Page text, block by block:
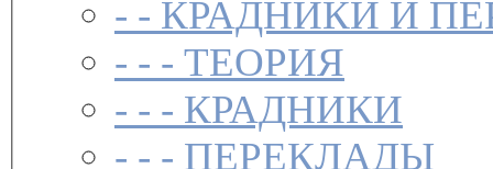
- - КРАДНИКИ И
- - - ТЕОРИЯ
- - - КРАДНИКИ
- - - ПЕРЕКЛАДЫ